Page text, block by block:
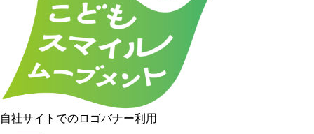
自社サイトでのロゴバナー利用